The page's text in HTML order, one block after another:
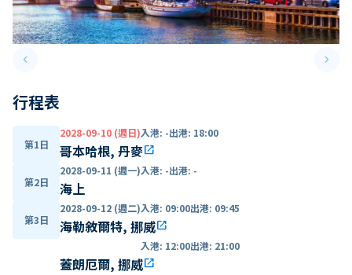
keyboard_arrow_leftPrevious slide keyboard_arrow_right
行程表
第1日
2028-09-10 (週日)入港: -出港: 18:00
哥本哈根, 丹麥open_in_new
第2日
2028-09-11 (週一)入港: -出港: -
海上
第3日
2028-09-12 (週二)入港: 09:00出港: 09:45
海勒敘爾特, 挪威open_in_new
入港: 12:00出港: 21:00
蓋朗厄爾, 挪威open_in_new